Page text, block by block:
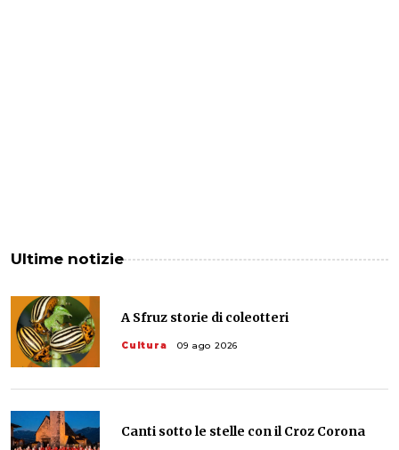
Ultime notizie
A Sfruz storie di coleotteri
Cultura 09 ago 2026
Canti sotto le stelle con il Croz Corona